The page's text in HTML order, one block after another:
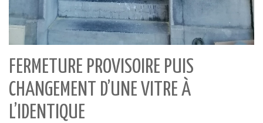
FERMETURE PROVISOIRE PUIS
CHANGEMENT D’UNE VITRE À
L’IDENTIQUE